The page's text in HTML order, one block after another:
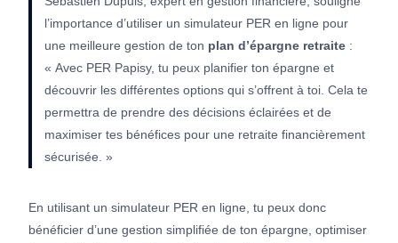
l’importance d’utiliser un simulateur PER en ligne pour
une meilleure gestion de ton plan d’épargne retraite :
« Avec PER Papisy, tu peux planifier ton épargne et
découvrir les différentes options qui s’offrent à toi. Cela te
permettra de prendre des décisions éclairées et de
maximiser tes bénéfices pour une retraite financièrement
sécurisée. »
En utilisant un simulateur PER en ligne, tu peux donc
bénéficier d’une gestion simplifiée de ton épargne, optimiser